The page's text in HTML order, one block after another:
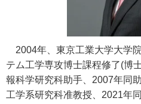
2004年、東京工業大学大学
テム工学専攻博士課程修了(博
報科学研究科助手、 2007年同
工学系研究科准教授、 2021年